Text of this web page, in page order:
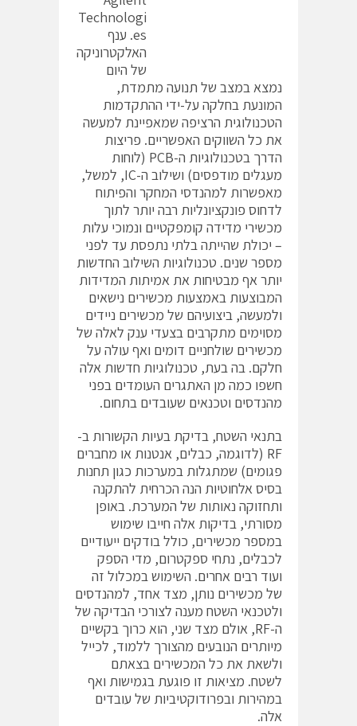
Technologi
es. ענף
האלקטרוניקה
של היום
נמצא במצב של תנועה מתמדת,
המונעת בחלקה על-ידי ההתקדמות
הטכנולוגית הרציפה שמאפיינת למעשה
את כל השווקים האפשריים. פריצות
הדרך בטכנולוגיות ה-PCB (לוחות
מעגלים מודפסים) ושילוב ה-IC, למשל,
מאפשרות למהנדסי המחקר והפיתוח
לדחוס פונקציונליות רבה יותר לתוך
מכשירי מדידה קומפקטיים ונמוכי עלות
– יכולת שהייתה בלתי נתפסת עד לפני
מספר שנים. טכנולוגיות השילוב החדשות
יותר אף מבטיחות את אמיתות המדידות
המבוצעות באמצעות מכשירים נישאים
ולמעשה, ביצועיהם של מכשירים ניידים
מסוימים מתקרבים בצעדי ענק לאלה של
מכשירים שולחניים דומים ואף עולה על
חלקם. בה בעת, טכנולוגיות חדשות אלה
חשפו כמה מן האתגרים העומדים בפני
מהנדסים וטכנאים שעובדים בתחום.
בתנאי השטח, בדיקת בעיות הקשורות ב-
RF (לדוגמה, כבלים, אנטנות או מחברים
פגומים) שמתגלות במערכות כגון תחנות
בסיס אלחוטיות הנה הכרחית להתקנה
ותחזוקה נאותות של המערכת. באופן
מסורתי, בדיקות אלה חייבו שימוש
במספר מכשירים, כולל בודקים ייעודיים
לכבלים, נתחי ספקטרום, מדי הספק
ועוד רבים אחרים. השימוש במכלול זה
של מכשירים נותן, מצד אחד, למהנדסים
ולטכנאי השטח מענה לצורכי הבדיקה של
ה-RF, אולם מצד שני, הוא כרוך בקשיים
מיותרים הנובעים מהצורך ללמוד, לכייל
ולשאת את כל המכשירים בצאתם
לשטח. מציאות זו פוגעת בגמישות ואף
במהירות ובפרודוקטיביות של עובדים
אלה.